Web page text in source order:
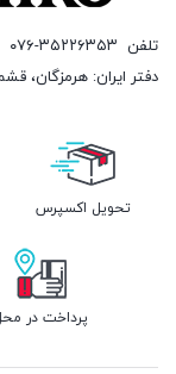
تلفن ۰۷۶-۳۵۲۲۶۳۵۳
دفتر ایران: هرمزگان،
تحویل اکسپرس
پرداخت در